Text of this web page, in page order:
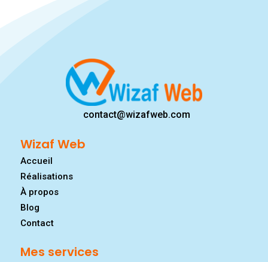
contact@wizafweb.com
Wizaf Web
Accueil
Réalisations
À propos
Blog
Contact
Mes services